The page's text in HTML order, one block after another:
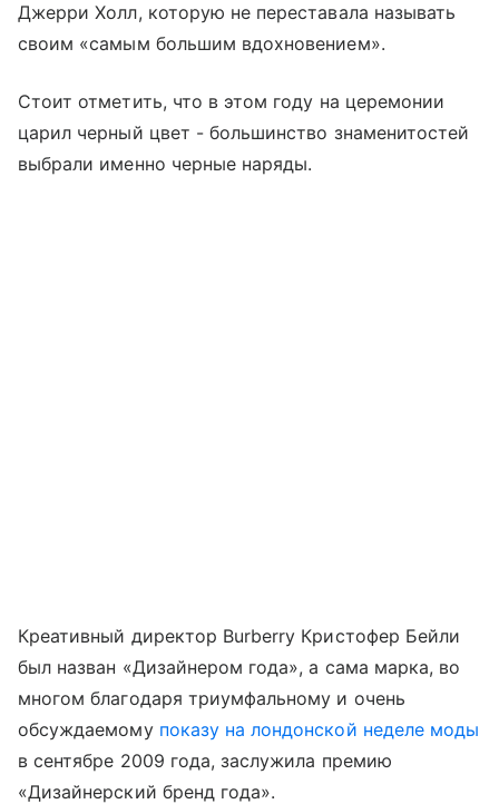
Джерри Холл, которую не переставала называть
своим «самым большим вдохновением».
Стоит отметить, что в этом году на церемонии
царил черный цвет - большинство знаменитостей
выбрали именно черные наряды.
Креативный директор Burberry Кристофер Бейли
был назван «Дизайнером года», а сама марка, во
многом благодаря триумфальному и очень
обсуждаемому показу на лондонской неделе моды
в сентябре 2009 года, заслужила премию
«Дизайнерский бренд года».